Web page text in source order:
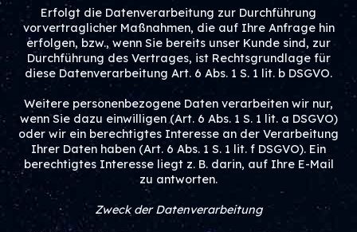
Erfolgt die Datenverarbeitung zur Durchführung
vorvertraglicher Maßnahmen, die auf Ihre Anfrage hin
erfolgen, bzw., wenn Sie bereits unser Kunde sind, zur
Durchführung des Vertrages, ist Rechtsgrundlage für
diese Datenverarbeitung Art. 6 Abs. 1 S. 1 lit. b DSGVO.
Weitere personenbezogene Daten verarbeiten wir nur,
wenn Sie dazu einwilligen (Art. 6 Abs. 1 S. 1 lit. a DSGVO)
oder wir ein berechtigtes Interesse an der Verarbeitung
Ihrer Daten haben (Art. 6 Abs. 1 S. 1 lit. f DSGVO). Ein
berechtigtes Interesse liegt z. B. darin, auf Ihre E-Mail
zu antworten.
Zweck der Datenverarbeitung